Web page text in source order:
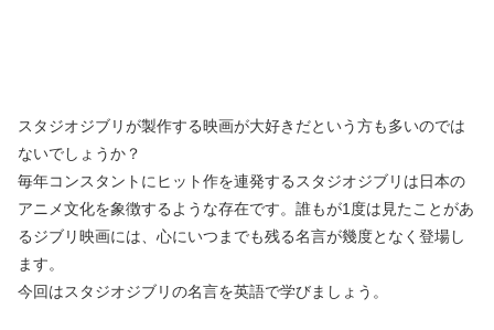
スタジオジブリが製作する映画が大好きだという方も多いのでは
ないでしょうか？
毎年コンスタントにヒット作を連発するスタジオジブリは日本の
アニメ文化を象徴するような存在です。誰もが1度は見たことがあ
るジブリ映画には、心にいつまでも残る名言が幾度となく登場し
ます。
今回はスタジオジブリの名言を英語で学びましょう。